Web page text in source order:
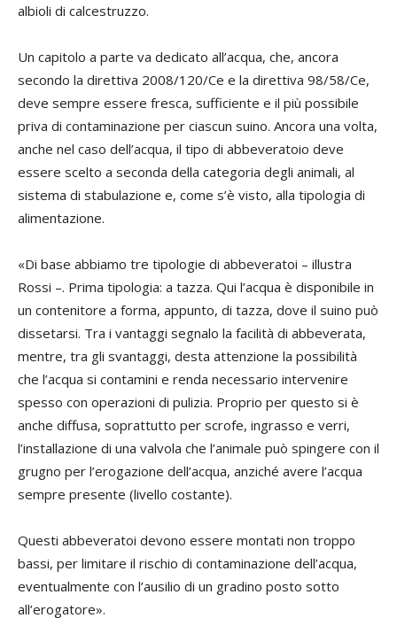
albioli di calcestruzzo.
Un capitolo a parte va dedicato all’acqua, che, ancora
secondo la direttiva 2008/120/Ce e la direttiva 98/58/Ce,
deve sempre essere fresca, sufficiente e il più possibile
priva di contaminazione per ciascun suino. Ancora una volta,
anche nel caso dell’acqua, il tipo di abbeveratoio deve
essere scelto a seconda della categoria degli animali, al
sistema di stabulazione e, come s’è visto, alla tipologia di
alimentazione.
«Di base abbiamo tre tipologie di abbeveratoi – illustra
Rossi –. Prima tipologia: a tazza. Qui l’acqua è disponibile in
un contenitore a forma, appunto, di tazza, dove il suino può
dissetarsi. Tra i vantaggi segnalo la facilità di abbeverata,
mentre, tra gli svantaggi, desta attenzione la possibilità
che l’acqua si contamini e renda necessario intervenire
spesso con operazioni di pulizia. Proprio per questo si è
anche diffusa, soprattutto per scrofe, ingrasso e verri,
l’installazione di una valvola che l’animale può spingere con il
grugno per l’erogazione dell’acqua, anziché avere l’acqua
sempre presente (livello costante).
Questi abbeveratoi devono essere montati non troppo
bassi, per limitare il rischio di contaminazione dell’acqua,
eventualmente con l’ausilio di un gradino posto sotto
all’erogatore».